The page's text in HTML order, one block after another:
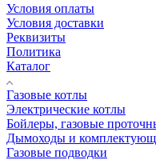
Условия оплаты
Условия доставки
Реквизиты
Политика
Каталог
Газовые котлы
Электрические котлы
Бойлеры, газовые
Дымоходы и
Газовые подводки